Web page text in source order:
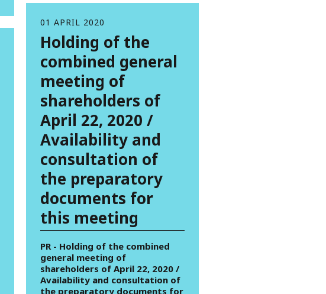
01 APRIL 2020
Holding of the
combined general
meeting of
shareholders of
April 22, 2020 /
Availability and
consultation of
the preparatory
documents for
this meeting
PR - Holding of the combined
general meeting of
shareholders of April 22, 2020 /
Availability and consultation of
the preparatory documents for